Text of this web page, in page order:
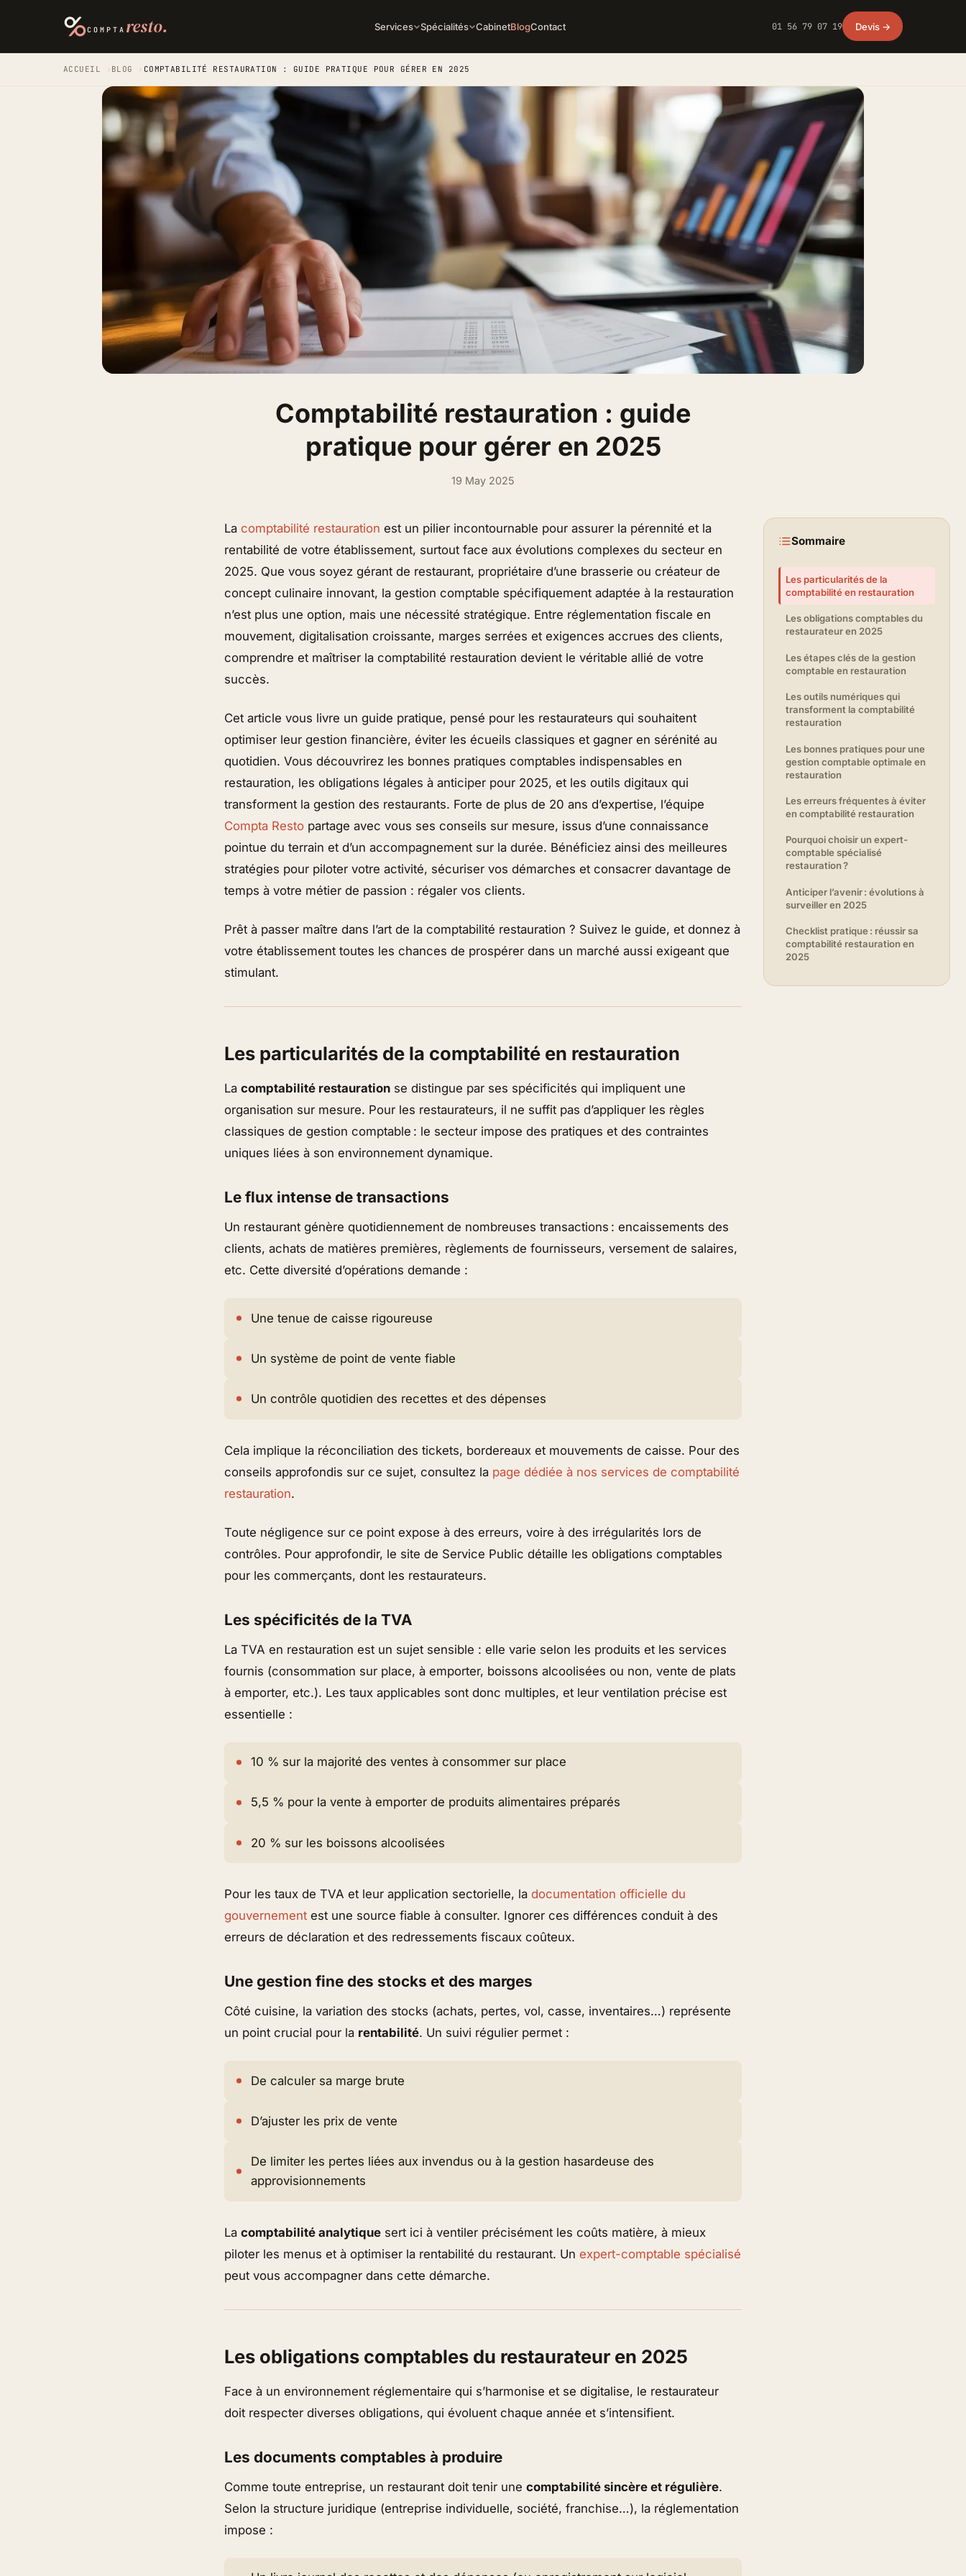
COMPTA resto. Services Spécialités CabinetBlogContact 01 56 79 07 19 Devis →
ACCUEIL › BLOG › COMPTABILITÉ RESTAURATION : GUIDE PRATIQUE POUR GÉRER EN 2025
Comptabilité restauration : guide
pratique pour gérer en 2025
19 May 2025
La comptabilité restauration est un pilier incontournable pour assurer la pérennité et la
rentabilité de votre établissement, surtout face aux évolutions complexes du secteur en
2025. Que vous soyez gérant de restaurant, propriétaire d’une brasserie ou créateur de
concept culinaire innovant, la gestion comptable spécifiquement adaptée à la restauration
n’est plus une option, mais une nécessité stratégique. Entre réglementation fiscale en
mouvement, digitalisation croissante, marges serrées et exigences accrues des clients,
comprendre et maîtriser la comptabilité restauration devient le véritable allié de votre
succès.
Cet article vous livre un guide pratique, pensé pour les restaurateurs qui souhaitent
optimiser leur gestion financière, éviter les écueils classiques et gagner en sérénité au
quotidien. Vous découvrirez les bonnes pratiques comptables indispensables en
restauration, les obligations légales à anticiper pour 2025, et les outils digitaux qui
transforment la gestion des restaurants. Forte de plus de 20 ans d’expertise, l’équipe
Compta Resto partage avec vous ses conseils sur mesure, issus d’une connaissance
pointue du terrain et d’un accompagnement sur la durée. Bénéficiez ainsi des meilleures
stratégies pour piloter votre activité, sécuriser vos démarches et consacrer davantage de
temps à votre métier de passion : régaler vos clients.
Prêt à passer maître dans l’art de la comptabilité restauration ? Suivez le guide, et donnez à
votre établissement toutes les chances de prospérer dans un marché aussi exigeant que
stimulant.
Les particularités de la comptabilité en restauration
La comptabilité restauration se distingue par ses spécificités qui impliquent une
organisation sur mesure. Pour les restaurateurs, il ne suffit pas d’appliquer les règles
classiques de gestion comptable : le secteur impose des pratiques et des contraintes
uniques liées à son environnement dynamique.
Le flux intense de transactions
Un restaurant génère quotidiennement de nombreuses transactions : encaissements des
clients, achats de matières premières, règlements de fournisseurs, versement de salaires,
etc. Cette diversité d’opérations demande :
Une tenue de caisse rigoureuse
Un système de point de vente fiable
Un contrôle quotidien des recettes et des dépenses
Cela implique la réconciliation des tickets, bordereaux et mouvements de caisse. Pour des
conseils approfondis sur ce sujet, consultez la page dédiée à nos services de comptabilité
restauration.
Toute négligence sur ce point expose à des erreurs, voire à des irrégularités lors de
contrôles. Pour approfondir, le site de Service Public détaille les obligations comptables
pour les commerçants, dont les restaurateurs.
Les spécificités de la TVA
La TVA en restauration est un sujet sensible : elle varie selon les produits et les services
fournis (consommation sur place, à emporter, boissons alcoolisées ou non, vente de plats
à emporter, etc.). Les taux applicables sont donc multiples, et leur ventilation précise est
essentielle :
10 % sur la majorité des ventes à consommer sur place
5,5 % pour la vente à emporter de produits alimentaires préparés
20 % sur les boissons alcoolisées
Pour les taux de TVA et leur application sectorielle, la documentation officielle du
gouvernement est une source fiable à consulter. Ignorer ces différences conduit à des
erreurs de déclaration et des redressements fiscaux coûteux.
Une gestion fine des stocks et des marges
Côté cuisine, la variation des stocks (achats, pertes, vol, casse, inventaires…) représente
un point crucial pour la rentabilité. Un suivi régulier permet :
De calculer sa marge brute
D’ajuster les prix de vente
De limiter les pertes liées aux invendus ou à la gestion hasardeuse des
approvisionnements
La comptabilité analytique sert ici à ventiler précisément les coûts matière, à mieux
piloter les menus et à optimiser la rentabilité du restaurant. Un expert-comptable spécialisé
peut vous accompagner dans cette démarche.
Les obligations comptables du restaurateur en 2025
Face à un environnement réglementaire qui s’harmonise et se digitalise, le restaurateur
doit respecter diverses obligations, qui évoluent chaque année et s’intensifient.
Les documents comptables à produire
Comme toute entreprise, un restaurant doit tenir une comptabilité sincère et régulière.
Selon la structure juridique (entreprise individuelle, société, franchise…), la réglementation
impose :
Sommaire
Les particularités de la
comptabilité en restauration
Les obligations comptables du
restaurateur en 2025
Les étapes clés de la gestion
comptable en restauration
Les outils numériques qui
transforment la comptabilité
restauration
Les bonnes pratiques pour une
gestion comptable optimale en
restauration
Les erreurs fréquentes à éviter
en comptabilité restauration
Pourquoi choisir un expert-
comptable spécialisé
restauration ?
Anticiper l’avenir : évolutions à
surveiller en 2025
Checklist pratique : réussir sa
comptabilité restauration en
2025